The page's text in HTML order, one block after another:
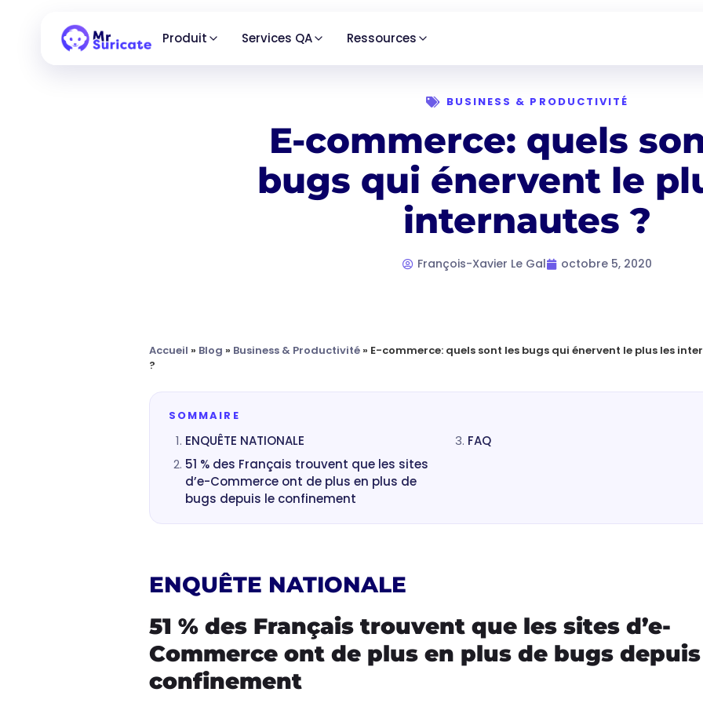
Produit Services QA Ressources
BUSINESS & PRODUCTIVITÉ
E-commerce: quels
bugs qui énervent le
internautes ?
François-Xavier Le Gal octobre 5, 2020
Accueil » Blog » Business & Productivité » E-commerce: quels sont les bugs qui énervent le plus les
?
SOMMAIRE
ENQUÊTE NATIONALE
51 % des Français trouvent que les sites
d’e-Commerce ont de plus en plus de
bugs depuis le confinement
FAQ
ENQUÊTE NATIONALE
51 % des Français trouvent que les sites d’e-
Commerce ont de plus en plus de bugs
confinement